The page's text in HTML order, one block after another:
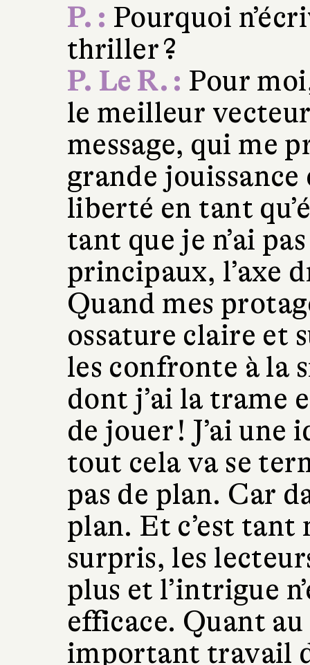
P. : Pourquoi
thriller ?
P. Le R. : Pour
le meilleur
message, qui me
grande jouissance
liberté en tant
tant que je n’ai
principaux, l’axe
Quand mes
ossature claire et
les confronte à la
dont j’ai la trame
de jouer ! J’ai une
tout cela va se
pas de plan. Car
plan. Et c’est tant
surpris, les
plus et l’intrigue
efficace. Quant
important travail